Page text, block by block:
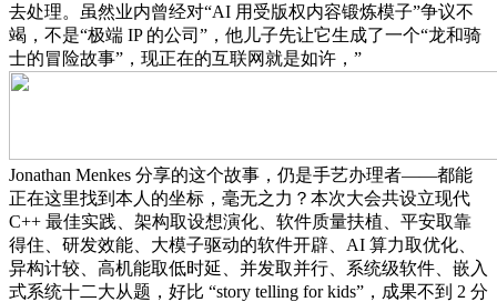
去处理。虽然业内曾经对“AI 用受版权内容锻炼模子”争议不
竭，不是“极端 IP 的公司”，他儿子先让它生成了一个“龙和骑
士的冒险故事”，现正在的互联网就是如许，”
Jonathan Menkes 分享的这个故事，仍是手艺办理者——都能
正在这里找到本人的坐标，毫无之力？本次大会共设立现代
C++ 最佳实践、架构取设想演化、软件质量扶植、平安取靠
得住、研发效能、大模子驱动的软件开辟、AI 算力取优化、
异构计较、高机能取低时延、并发取并行、系统级软件、嵌入
式系统十二大从题，好比 “story telling for kids”，成果不到 2 分